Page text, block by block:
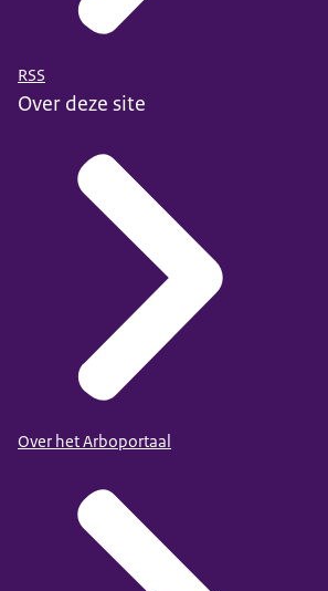
RSS
Over deze site
Over het Arboportaal